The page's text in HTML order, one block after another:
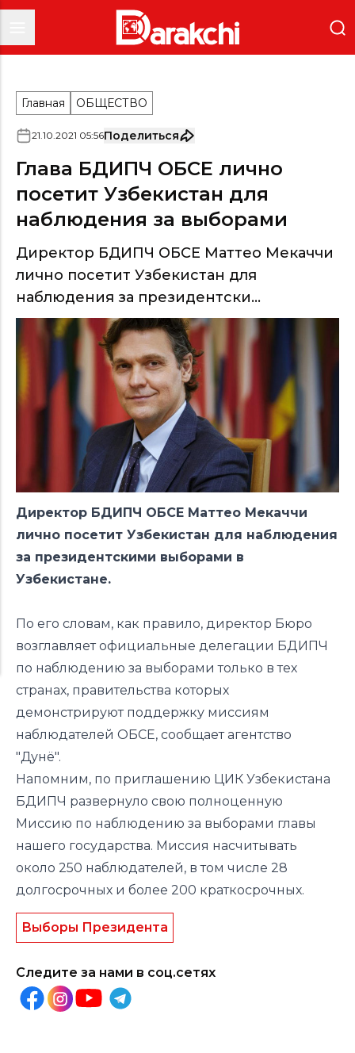
Главная ОБЩЕСТВО
21.10.2021 05:56Поделиться
Глава БДИПЧ ОБСЕ лично
посетит Узбекистан для
наблюдения за выборами
Директор БДИПЧ ОБСЕ Маттео Мекаччи
лично посетит Узбекистан для
наблюдения за президентски...
Директор БДИПЧ ОБСЕ Маттео Мекаччи
лично посетит Узбекистан для наблюдения
за президентскими выборами в
Узбекистане.
По его словам, как правило, директор Бюро
возглавляет официальные делегации БДИПЧ
по наблюдению за выборами только в тех
странах, правительства которых
демонстрируют поддержку миссиям
наблюдателей ОБСЕ, сообщает агентство
"Дунё".
Напомним, по приглашению ЦИК Узбекистана
БДИПЧ развернуло свою полноценную
Миссию по наблюдению за выборами главы
нашего государства. Миссия насчитывать
около 250 наблюдателей, в том числе 28
долгосрочных и более 200 краткосрочных.
Выборы Президента
Следите за нами в соц.сетях